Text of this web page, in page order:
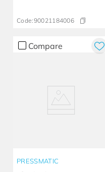
Code:90021184006
Compare
PRESSMATIC